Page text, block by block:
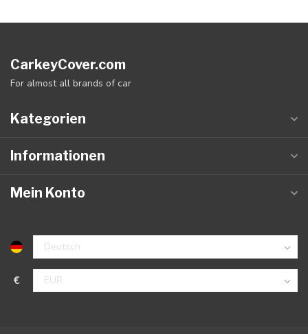
CarkeyCover.com
For almost all brands of car
Kategorien
Informationen
Mein Konto
€